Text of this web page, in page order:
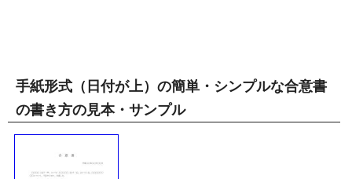
手紙形式（日付が上）の簡単・シンプルな合意書
の書き方の見本・サンプル